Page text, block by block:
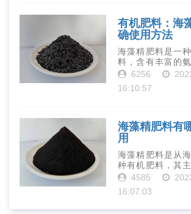
有机肥料：海
确使用方法
海藻精肥料是一
料，含有丰富的
长素、维生素、
力、促进植物生
6256
16:10:57
海藻精肥料有
用
海藻精肥料是从
种有机肥料，其
丰富的微量元素
有增强作物生长
4585
16:07:03